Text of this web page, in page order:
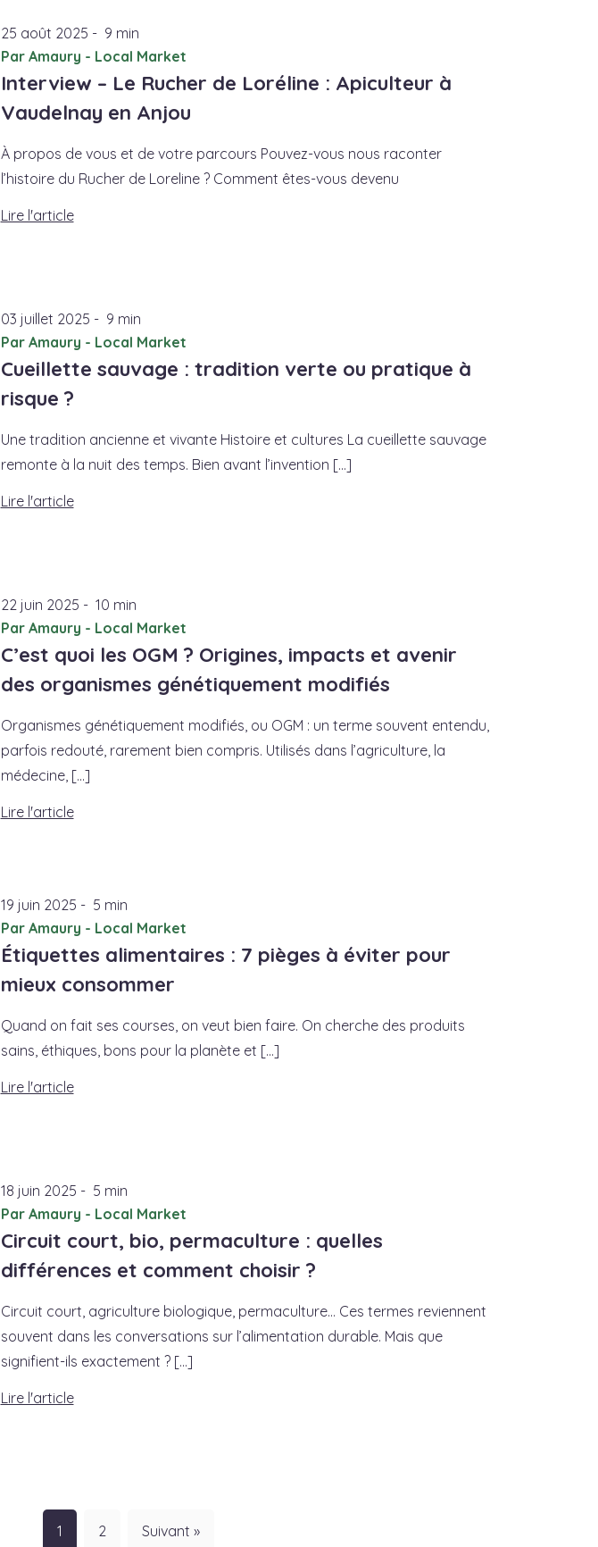
25 août 2025 - 9 min
Par Amaury - Local Market
Interview – Le Rucher de Loréline : Apiculteur à
Vaudelnay en Anjou
À propos de vous et de votre parcours Pouvez-vous nous raconter
l’histoire du Rucher de Loreline ? Comment êtes-vous devenu
Lire l'article
03 juillet 2025 - 9 min
Par Amaury - Local Market
Cueillette sauvage : tradition verte ou pratique à
risque ?
Une tradition ancienne et vivante Histoire et cultures La cueillette sauvage
remonte à la nuit des temps. Bien avant l’invention [...]
Lire l'article
22 juin 2025 - 10 min
Par Amaury - Local Market
C’est quoi les OGM ? Origines, impacts et avenir
des organismes génétiquement modifiés
Organismes génétiquement modifiés, ou OGM : un terme souvent entendu,
parfois redouté, rarement bien compris. Utilisés dans l’agriculture, la
médecine, [...]
Lire l'article
19 juin 2025 - 5 min
Par Amaury - Local Market
Étiquettes alimentaires : 7 pièges à éviter pour
mieux consommer
Quand on fait ses courses, on veut bien faire. On cherche des produits
sains, éthiques, bons pour la planète et [...]
Lire l'article
18 juin 2025 - 5 min
Par Amaury - Local Market
Circuit court, bio, permaculture : quelles
différences et comment choisir ?
Circuit court, agriculture biologique, permaculture… Ces termes reviennent
souvent dans les conversations sur l’alimentation durable. Mais que
signifient-ils exactement ? [...]
Lire l'article
1 2 Suivant »